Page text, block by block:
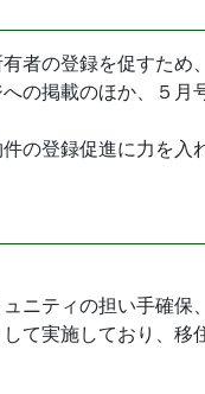
者の登録を促すた
の掲載のほか、５
の登録促進に力を
ニティの担い手確
て実施しており、移